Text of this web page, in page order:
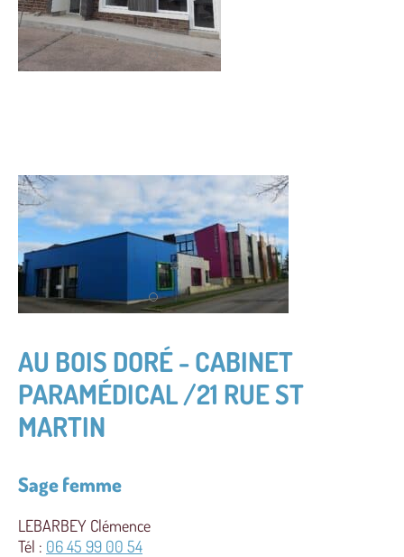
AU BOIS DORÉ - CABINET
PARAMÉDICAL /21 RUE ST
MARTIN
Sage femme
LEBARBEY Clémence
Tél : 06 45 99 00 54